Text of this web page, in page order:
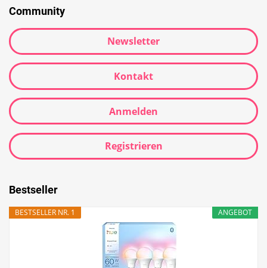
Community
Newsletter
Kontakt
Anmelden
Registrieren
Bestseller
ANGEBOT
BESTSELLER NR. 1